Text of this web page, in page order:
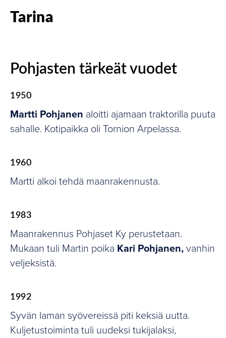
Tarina
Pohjasten tärkeät vuodet
1950
Martti Pohjanen aloitti ajamaan traktorilla puuta
sahalle. Kotipaikka oli Tornion Arpelassa.
1960
Martti alkoi tehdä maanrakennusta.
1983
Maanrakennus Pohjaset Ky perustetaan.
Mukaan tuli Martin poika Kari Pohjanen, vanhin
veljeksistä.
1992
Syvän laman syövereissä piti keksiä uutta.
Kuljetustoiminta tuli uudeksi tukijalaksi,